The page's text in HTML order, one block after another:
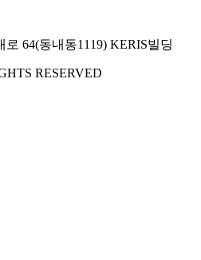
64(동내동1119) KERIS빌딩
RESERVED